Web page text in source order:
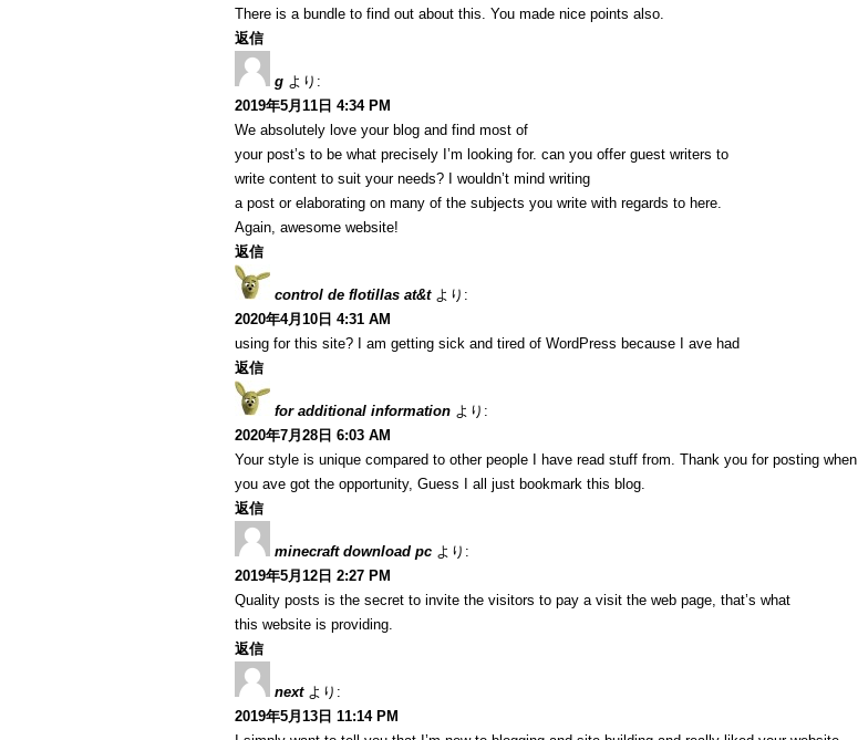
There is a bundle to find out about this. You made nice points also.
返信
g より:
2019年5月11日 4:34 PM
We absolutely love your blog and find most of
your post’s to be what precisely I’m looking for. can you offer guest writers to
write content to suit your needs? I wouldn’t mind writing
a post or elaborating on many of the subjects you write with regards to here.
Again, awesome website!
返信
control de flotillas at&t より:
2020年4月10日 4:31 AM
using for this site? I am getting sick and tired of WordPress because I ave had
返信
for additional information より:
2020年7月28日 6:03 AM
Your style is unique compared to other people I have read stuff from. Thank you for posting when
you ave got the opportunity, Guess I all just bookmark this blog.
返信
minecraft download pc より:
2019年5月12日 2:27 PM
Quality posts is the secret to invite the visitors to pay a visit the web page, that’s what
this website is providing.
返信
next より:
2019年5月13日 11:14 PM